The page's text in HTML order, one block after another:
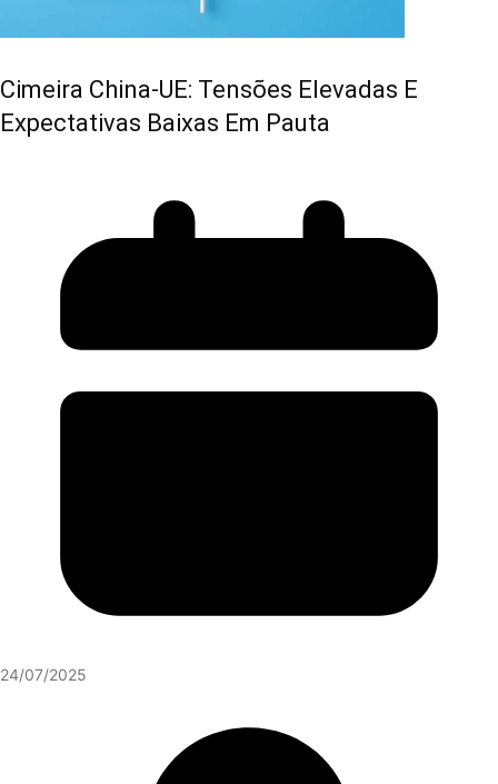
Cimeira China-UE: Tensões Elevadas E
Expectativas Baixas Em Pauta
24/07/2025